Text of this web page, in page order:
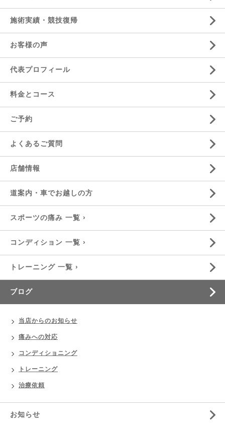
施術実績・競技復帰
お客様の声
代表プロフィール
料金とコース
ご予約
よくあるご質問
店舗情報
道案内・車でお越しの方
スポーツの痛み 一覧 ›
コンディション 一覧 ›
トレーニング 一覧 ›
ブログ
当店からのお知らせ
痛みへの対応
コンディショニング
トレーニング
治療依頼
お知らせ